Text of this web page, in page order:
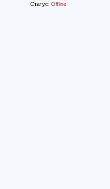
Статус: Offline